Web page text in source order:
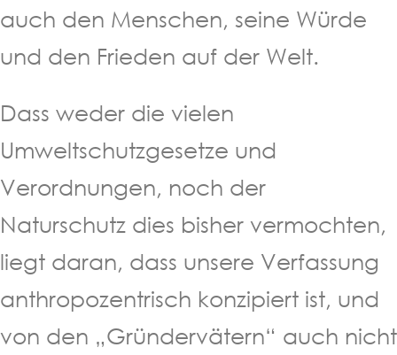
auch den Menschen, seine Würde
und den Frieden auf der Welt.
Dass weder die vielen
Umweltschutzgesetze und
Verordnungen, noch der
Naturschutz dies bisher vermochten,
liegt daran, dass unsere Verfassung
anthropozentrisch konzipiert ist, und
von den „Gründervätern“ auch nicht